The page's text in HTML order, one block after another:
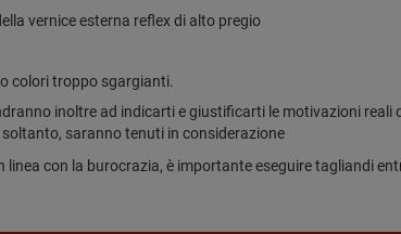
vernice esterna reflex di alto pregio
colori troppo sgargianti.
inoltre ad indicarti e giustificarti le motivazioni reali
saranno tenuti in considerazione
linea con la burocrazia, è importante eseguire tagliandi